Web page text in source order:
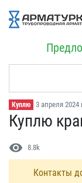
Куплю 3 апреля 2024
Куплю
visibility 8.8k
Контакты